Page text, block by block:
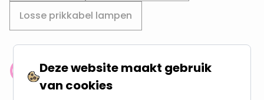
Losse prikkabel lampen
Klantenbeoordeling: 9.4/10
meer dan 100.000 klanten gingen u voor
Deze website maakt gebruik
van cookies